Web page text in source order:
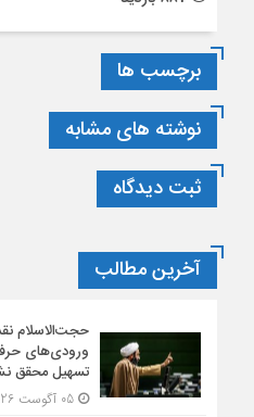
برچسب ها
نوشته های مشابه
ثبت دیدگاه
آخرین مطالب
حجت‌الاسلام
ورودی‌های
تسهیل محقق
05 آگوست 2026 - 17:24